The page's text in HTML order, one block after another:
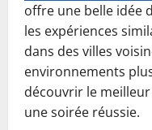
offre une belle idée
les expériences
dans des villes
environnements
découvrir le
une soirée réussie.